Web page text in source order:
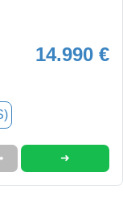
14.990 €
➜